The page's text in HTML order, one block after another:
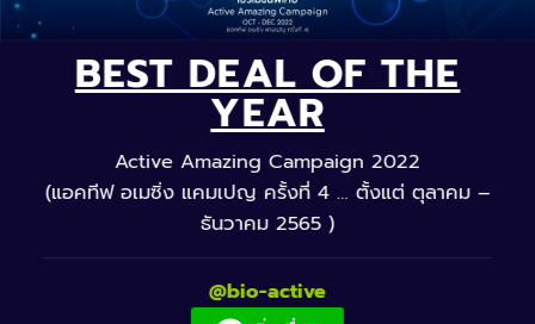
BEST DEAL OF THE
YEAR
Active Amazing Campaign 2022
(แอคทีฟ อเมซิ่ง แคมเปญ ครั้งที่ 4 … ตั้งแต่ ตุลาคม –
ธันวาคม 2565 )
@bio-active